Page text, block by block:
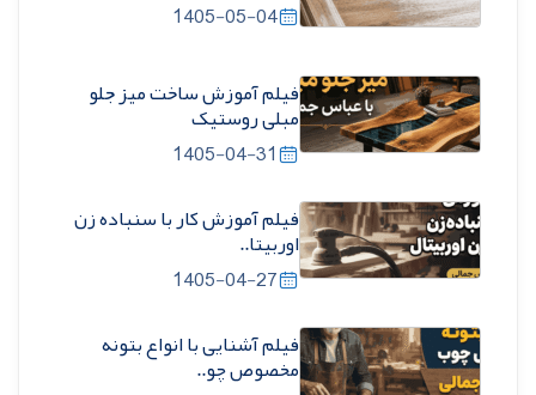
1405-05-04
فیلم آموزش ساخت میز جلو
مبلی روستیک
1405-04-31
فیلم آموزش کار با سنباده زن
اوربیتا..
1405-04-27
فیلم آشنایی با انواع بتونه
مخصوص چو..